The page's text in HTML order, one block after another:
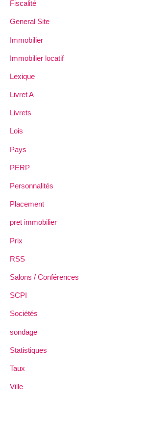
Fiscalité
General Site
Immobilier
Immobilier locatif
Lexique
Livret A
Livrets
Lois
Pays
PERP
Personnalités
Placement
pret immobilier
Prix
RSS
Salons / Conférences
SCPI
Sociétés
sondage
Statistiques
Taux
Ville